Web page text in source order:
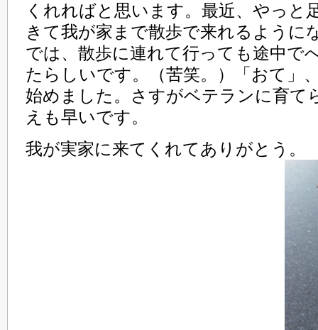
くれればと思います。最近、やっと
きて我が家まで散歩で来れるように
では、散歩に連れて行っても途中で
たらしいです。（苦笑。）「おて」
始めました。さすがベテランに育て
えも早いです。
我が実家に来てくれてありがとう。